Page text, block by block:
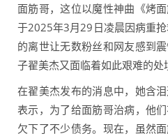
面筋哥，这位以魔性神曲《烤
于2025年3月29日凌晨因病重
的离世让无数粉丝和网友感到
子翟美杰又面临着如此艰难的处
在翟美杰发布的消息中，她含
表示，为了给面筋哥治病，他
欠下了不少债务。现在，虽然